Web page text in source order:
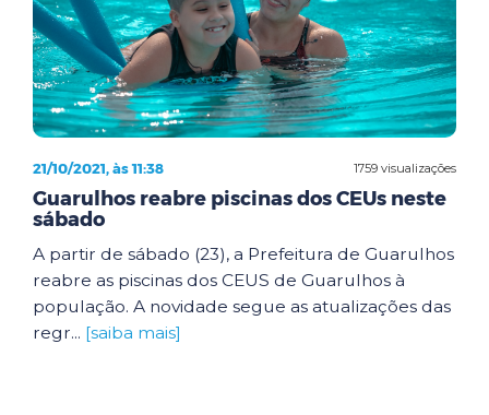
1759 visualizações
21/10/2021, às 11:38
Guarulhos reabre piscinas dos CEUs neste
sábado
A partir de sábado (23), a Prefeitura de Guarulhos
reabre as piscinas dos CEUS de Guarulhos à
população. A novidade segue as atualizações das
regr... [saiba mais]